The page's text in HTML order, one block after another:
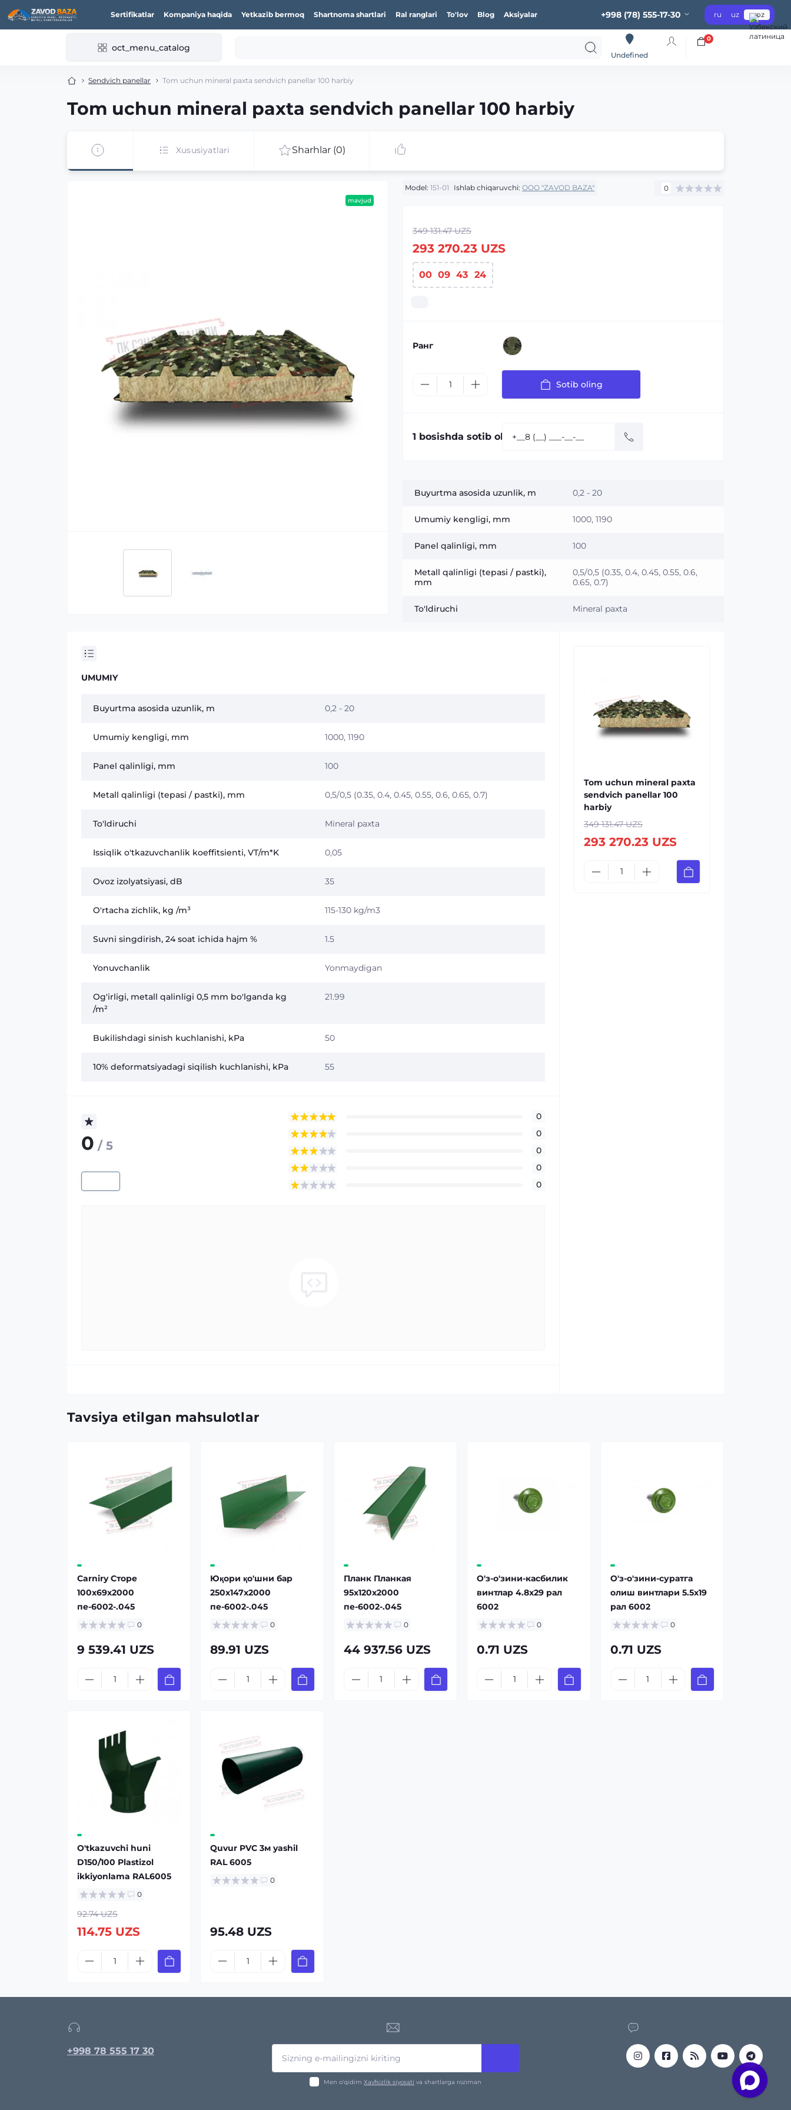
Sertifikatlar Kompaniya haqida Yetkazib bermoq Shartnoma shartlari Ral ranglari To'lov Blog Aksiyalar +998 (78) 555-17-30 ru uz oz
oct_menu_catalog
Undefined
0
Sendvich panellar Tom uchun mineral paxta sendvich panellar 100 harbiy
Tom uchun mineral paxta sendvich panellar 100 harbiy
Xususiyatlari Sharhlar (0)
mavjud
Model: 151-01 Ishlab chiqaruvchi: OOO "ZAVOD BAZA" 0
349 131.47 UZS
293 270.23 UZS
00 09 43 23
Ранг
Sotib oling
1 bosishda sotib olish:
Buyurtma asosida uzunlik, m 0,2 - 20
Umumiy kengligi, mm 1000, 1190
Panel qalinligi, mm 100
Metall qalinligi (tepasi / pastki),
mm
0,5/0,5 (0.35, 0.4, 0.45, 0.55, 0.6,
0.65, 0.7)
To'ldiruchi Mineral paxta
UMUMIY
Buyurtma asosida uzunlik, m 0,2 - 20
Umumiy kengligi, mm 1000, 1190
Panel qalinligi, mm 100
Metall qalinligi (tepasi / pastki), mm 0,5/0,5 (0.35, 0.4, 0.45, 0.55, 0.6, 0.65, 0.7)
To'ldiruchi Mineral paxta
Issiqlik o'tkazuvchanlik koeffitsienti, VT/m*K 0,05
Ovoz izolyatsiyasi, dB 35
O'rtacha zichlik, kg /m³ 115-130 kg/m3
Suvni singdirish, 24 soat ichida hajm % 1.5
Yonuvchanlik Yonmaydigan
Og'irligi, metall qalinligi 0,5 mm bo'lganda kg
/m²
21.99
Bukilishdagi sinish kuchlanishi, kPa 50
10% deformatsiyadagi siqilish kuchlanishi, kPa 55
0 / 5
0
0
0
0
0
Tom uchun mineral paxta
sendvich panellar 100
harbiy
349 131.47 UZS
293 270.23 UZS
Tavsiya etilgan mahsulotlar
Carniry Сторе
100x69x2000
пе-6002-.045
0
9 539.41 UZS
Юқори қо'шни бар
250x147x2000
пе-6002-.045
0
89.91 UZS
Планк Планкая
95x120x2000
пе-6002-.045
0
44 937.56 UZS
О'з-о'зини-касбилик
винтлар 4.8x29 рал
6002
0
0.71 UZS
О'з-о'зини-суратга
олиш винтлари 5.5x19
рал 6002
0
0.71 UZS
O'tkazuvchi huni
D150/100 Plastizol
ikkiyonlama RAL6005
0
92.74 UZS
114.75 UZS
Quvur PVC 3м yashil
RAL 6005
0
95.48 UZS
+998 78 555 17 30
Men o‘qidim Xavfsizlik siyosati va shartlarga roziman